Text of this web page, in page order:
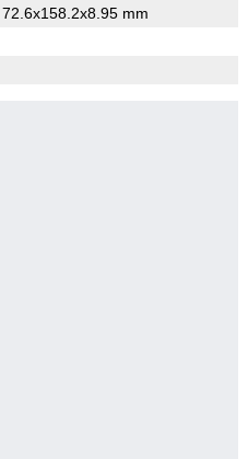
, 72.6x158.2x8.95 mm